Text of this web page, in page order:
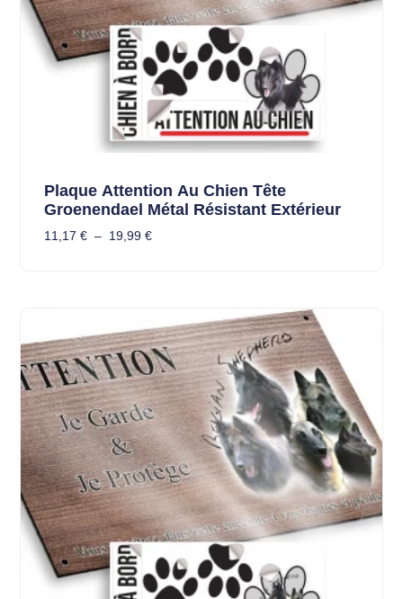
Plaque Attention Au Chien Tête
Groenendael Métal Résistant Extérieur
11,17 € – 19,99 €